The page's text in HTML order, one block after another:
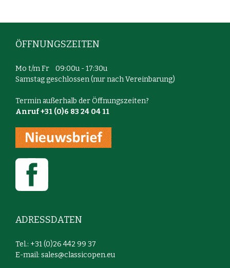
ÖFFNUNGSZEITEN
Mo t/m Fr 09:00u - 17:30u
Samstag geschlossen (nur nach Vereinbarung)
Termin außerhalb der Öffnungszeiten?
Anruf +31 (0)6 83 24 04 11
ADRESSDATEN
Tel.: +31 (0)26 442 99 37
E-mail: sales@classicopen.eu